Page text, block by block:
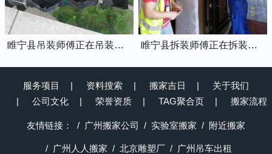
睢宁县吊装师傅正在吊装物品上楼 睢宁县拆装师傅正在拆装家具
服务项目 资料搜索 搬家吉日
关于我们
公司文化
荣誉资质 TAG聚合页 搬家流程
友情链接： 广州搬家公司 实验室搬家 附近搬家
广州人人搬家 北京雕塑厂 广州吊车出租